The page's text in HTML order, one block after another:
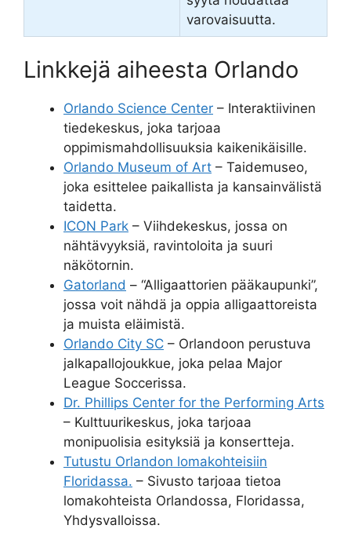
varovaisuutta.
Linkkejä aiheesta Orlando
Orlando Science Center – Interaktiivinen
tiedekeskus, joka tarjoaa
oppimismahdollisuuksia kaikenikäisille.
Orlando Museum of Art – Taidemuseo,
joka esittelee paikallista ja kansainvälistä
taidetta.
ICON Park – Viihdekeskus, jossa on
nähtävyyksiä, ravintoloita ja suuri
näkötornin.
Gatorland – “Alligaattorien pääkaupunki”,
jossa voit nähdä ja oppia alligaattoreista
ja muista eläimistä.
Orlando City SC – Orlandoon perustuva
jalkapallojoukkue, joka pelaa Major
League Soccerissa.
Dr. Phillips Center for the Performing Arts
– Kulttuurikeskus, joka tarjoaa
monipuolisia esityksiä ja konsertteja.
Tutustu Orlandon lomakohteisiin
Floridassa. – Sivusto tarjoaa tietoa
lomakohteista Orlandossa, Floridassa,
Yhdysvalloissa.